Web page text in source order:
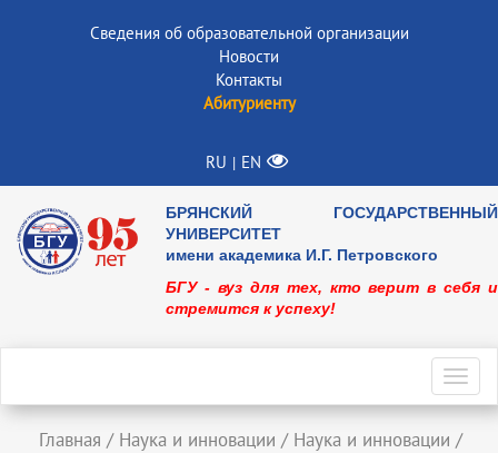
Сведения об образовательной организации
Новости
Контакты
Абитуриенту
RU | EN
БРЯНСКИЙ ГОСУДАРСТВЕННЫЙ
УНИВЕРСИТЕТ
имени академика И.Г. Петровского
БГУ - вуз для тех, кто верит в себя и
стремится к успеху!
Главная / Наука и инновации / Наука и инновации /